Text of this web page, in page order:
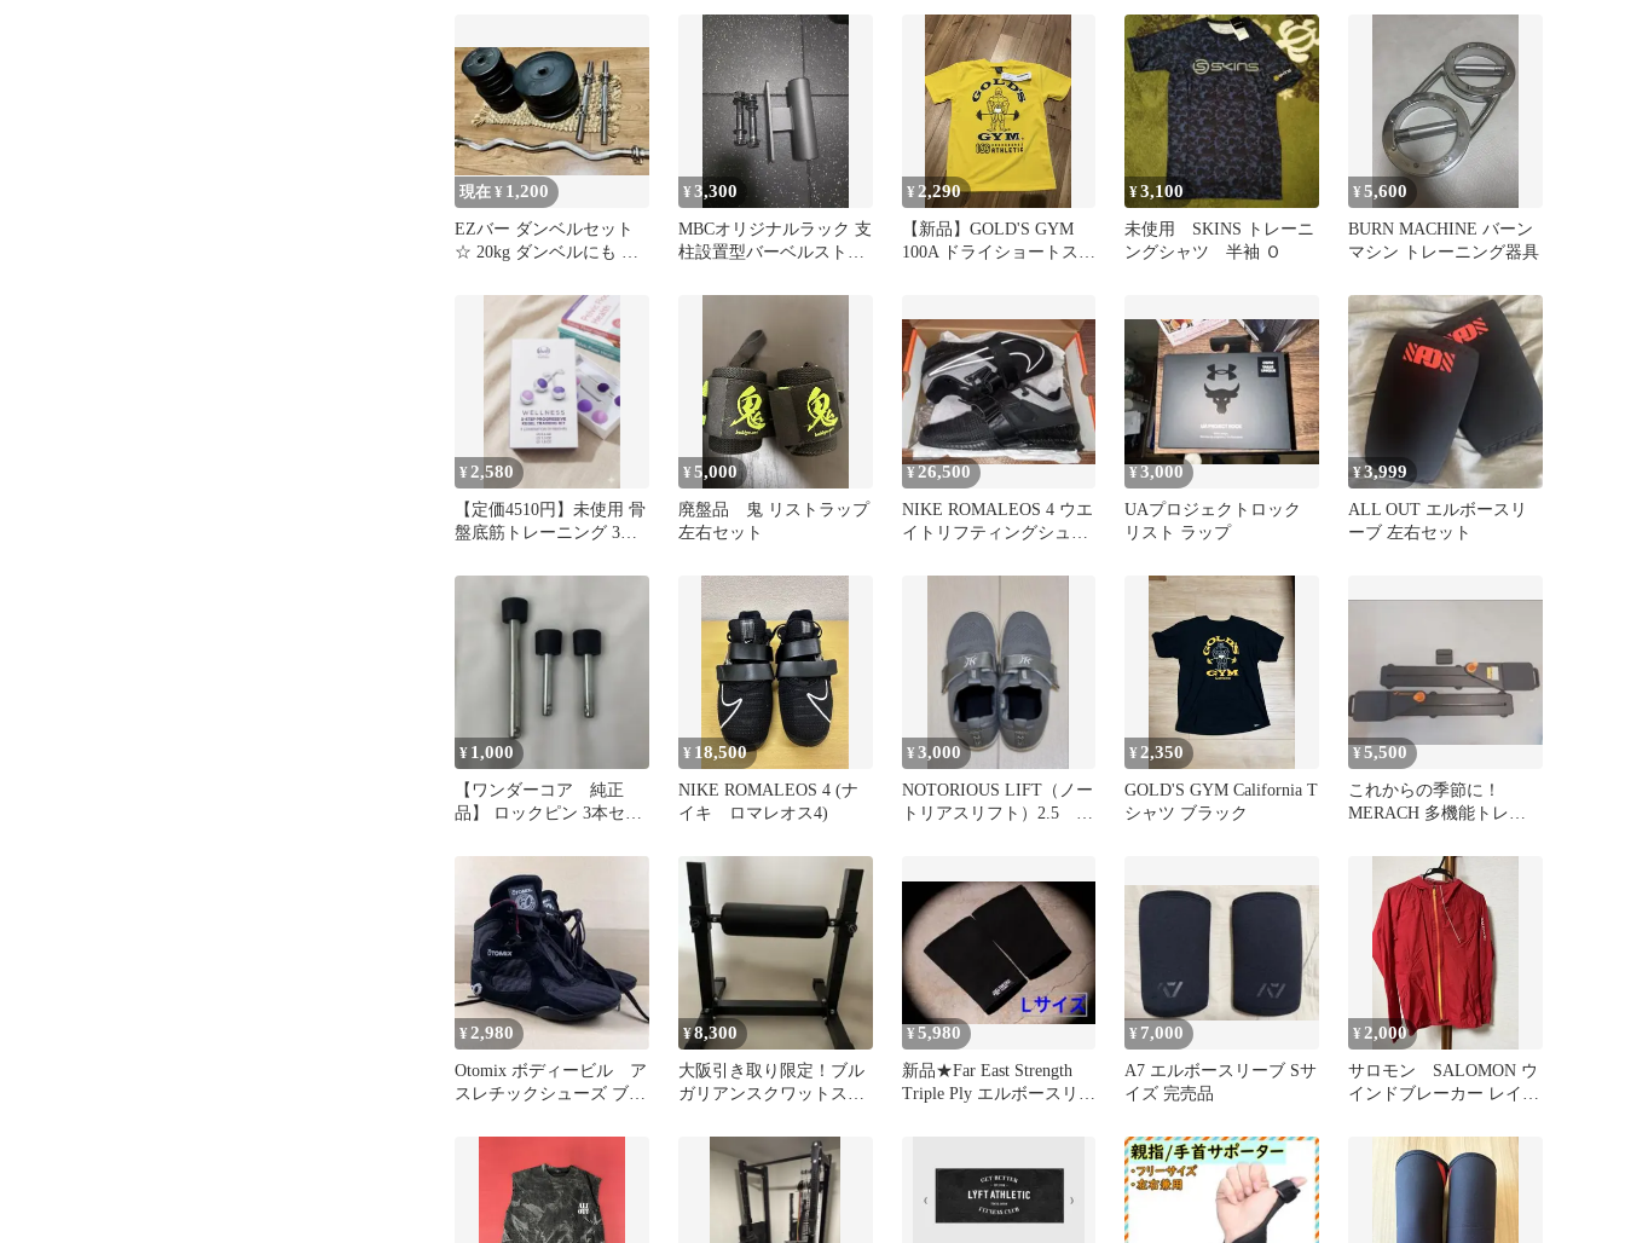
アップ
現在 ¥ 1,200
EZバー ダンベルセット
☆ 20kg ダンベルにも ト
¥3,300
MBCオリジナルラック 支
柱設置型バーベルストレ
¥2,290
【新品】GOLD'S GYM
100A ドライショートスリ
¥3,100
未使用 SKINS トレーニ
ングシャツ 半袖 Ｏ
¥5,600
BURN MACHINE バーン
マシン トレーニング器具
¥2,580
【定価4510円】未使用 骨
盤底筋トレーニング 3ス
キット
¥5,000
廃盤品 鬼 リストラップ
左右セット
¥26,500
NIKE ROMALEOS 4 ウエ
イトリフティングシュー
¥3,000
UAプロジェクトロック
リスト ラップ
¥3,999
ALL OUT エルボースリ
ーブ 左右セット
¥ 1,000
【ワンダーコア 純正
品】 ロックピン 3本セッ
¥ 18,500
NIKE ROMALEOS 4 (ナ
イキ ロマレオス4)
¥3,000
NOTORIOUS LIFT（ノー
トリアスリフト）2.5 サ
¥2,350
GOLD'S GYM California T
シャツ ブラック
¥5,500
これからの季節に！
MERACH 多機能トレー
スボード
¥2,980
Otomix ボディービル ア
スレチックシューズ ブラ
¥8,300
大阪引き取り限定！ブル
ガリアンスクワットスタ
¥5,980
新品★Far East Strength
Triple Ply エルボースリー
¥ 7,000
A7 エルボースリーブ Sサ
イズ 完売品
¥2,000
サロモン SALOMON ウ
インドブレーカー レイン